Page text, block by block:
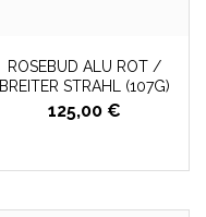
ROSEBUD ALU ROT /
BREITER STRAHL (107G)
125,00 €